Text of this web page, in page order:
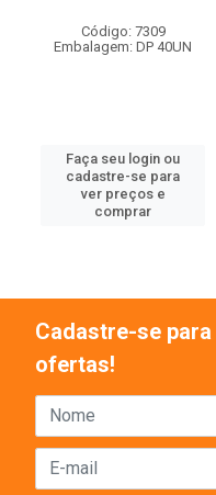
Código: 7309
Embalagem: DP 40UN
Faça seu login ou
cadastre-se para
ver preços e
comprar
Cadastre-se
ofertas!